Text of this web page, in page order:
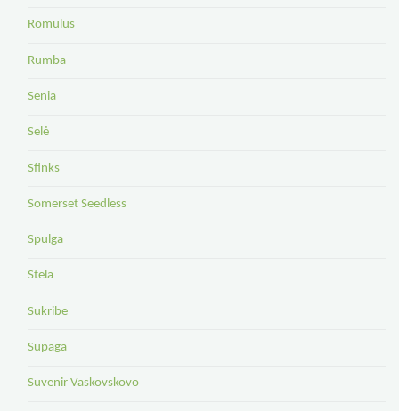
Romulus
Rumba
Senia
Selė
Sfinks
Somerset Seedless
Spulga
Stela
Sukribe
Supaga
Suvenir Vaskovskovo